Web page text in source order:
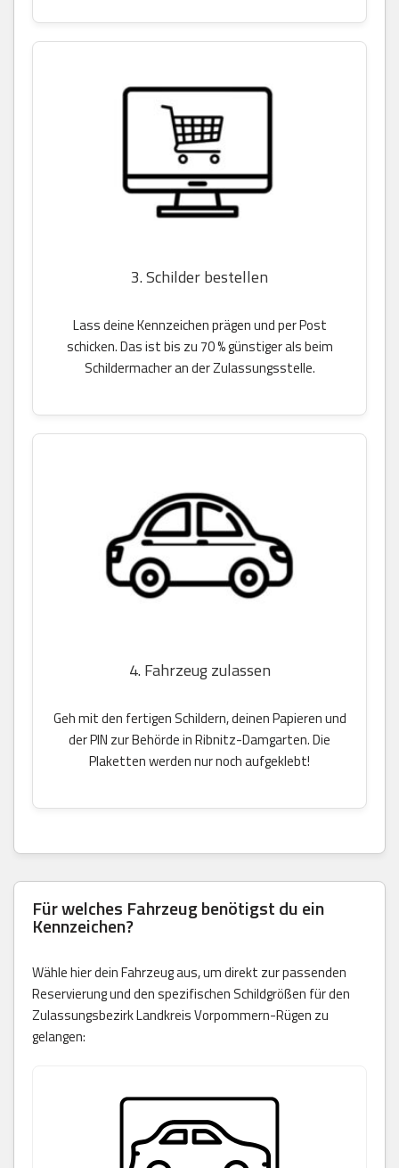
3. Schilder bestellen
Lass deine Kennzeichen prägen und per Post
schicken. Das ist bis zu 70 % günstiger als beim
Schildermacher an der Zulassungsstelle.
4. Fahrzeug zulassen
Geh mit den fertigen Schildern, deinen Papieren und
der PIN zur Behörde in Ribnitz-Damgarten. Die
Plaketten werden nur noch aufgeklebt!
Für welches Fahrzeug benötigst du ein
Kennzeichen?
Wähle hier dein Fahrzeug aus, um direkt zur passenden
Reservierung und den spezifischen Schildgrößen für den
Zulassungsbezirk Landkreis Vorpommern-Rügen zu
gelangen: